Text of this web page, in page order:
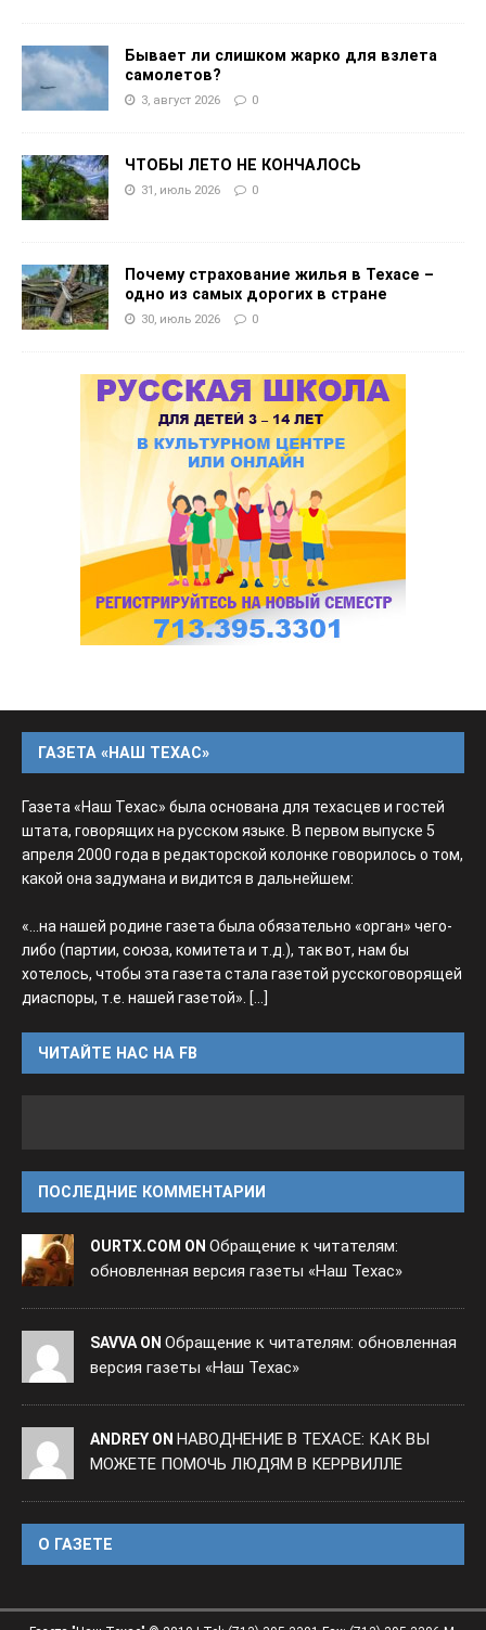
Бывает ли слишком жарко для взлета
самолетов?
3, август 2026 0
ЧТОБЫ ЛЕТО НЕ КОНЧАЛОСЬ
31, июль 2026 0
Почему страхование жилья в Техасе –
одно из самых дорогих в стране
30, июль 2026 0
ГАЗЕТА «НАШ ТЕХАС»
Газета «Наш Техас» была основана для техасцев и гостей
штата, говорящих на русском языке. В первом выпуске 5
апреля 2000 года в редакторской колонке говорилось о том,
какой она задумана и видится в дальнейшем:
«...на нашей родине газета была обязательно «орган» чего-
либо (партии, союза, комитета и т.д.), так вот, нам бы
хотелось, чтобы эта газета стала газетой русскоговорящей
диаспоры, т.е. нашей газетой». [...]
ЧИТАЙТЕ НАС НА FB
ПОСЛЕДНИЕ КОММЕНТАРИИ
OURTX.COM ON Обращение к читателям:
обновленная версия газеты «Наш Техас»
SAVVA ON Обращение к читателям: обновленная
версия газеты «Наш Техас»
ANDREY ON НАВОДНЕНИЕ В ТЕХАСЕ: КАК ВЫ
МОЖЕТЕ ПОМОЧЬ ЛЮДЯМ В КЕРРВИЛЛЕ
O ГАЗЕТЕ